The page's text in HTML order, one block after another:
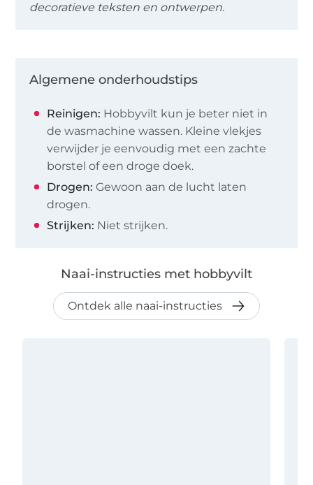
decoratieve teksten en ontwerpen.
Algemene onderhoudstips
Reinigen: Hobbyvilt kun je beter niet in
de wasmachine wassen. Kleine vlekjes
verwijder je eenvoudig met een zachte
borstel of een droge doek.
Drogen: Gewoon aan de lucht laten
drogen.
Strijken: Niet strijken.
Naai-instructies met hobbyvilt
Ontdek alle naai-instructies